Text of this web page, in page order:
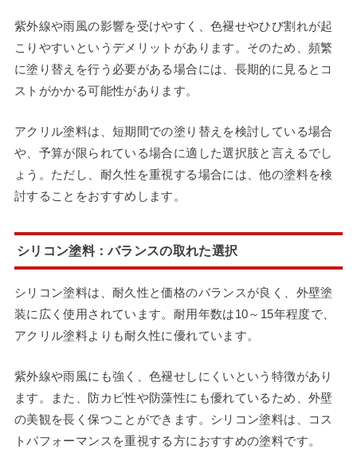
紫外線や雨風の影響を受けやすく、色褪せやひび割れが起
こりやすいというデメリットがあります。そのため、頻繁
に塗り替えを行う必要がある場合には、長期的に見るとコ
ストがかかる可能性があります。
アクリル塗料は、短期間での塗り替えを検討している場合
や、予算が限られている場合に適した選択肢と言えるでし
ょう。ただし、耐久性を重視する場合には、他の塗料を検
討することをおすすめします。
シリコン塗料：バランスの取れた選択
シリコン塗料は、耐久性と価格のバランスが良く、外壁塗
装に広く使用されています。耐用年数は10～15年程度で、
アクリル塗料よりも耐久性に優れています。
紫外線や雨風にも強く、色褪せしにくいという特徴があり
ます。また、防カビ性や防藻性にも優れているため、外壁
の美観を長く保つことができます。シリコン塗料は、コス
トパフォーマンスを重視する方におすすめの塗料です。